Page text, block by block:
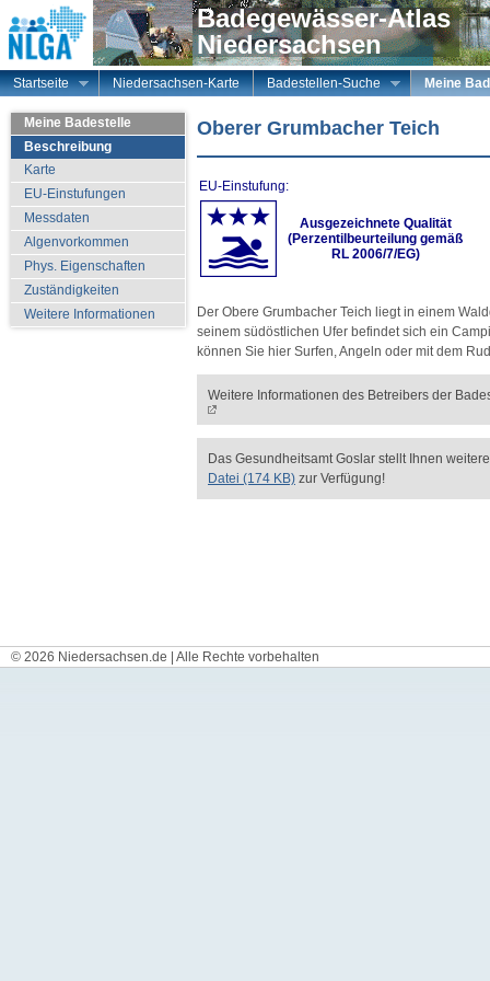
Badegewässer-Atlas
Niedersachsen
Startseite Niedersachsen-Karte Badestellen-Suche Meine
Meine Badestelle
Beschreibung
Karte
EU-Einstufungen
Messdaten
Algenvorkommen
Phys. Eigenschaften
Zuständigkeiten
Weitere Informationen
Oberer Grumbacher Teich
EU-Einstufung:
Ausgezeichnete Qualität
(Perzentilbeurteilung gemäß
RL 2006/7/EG)
Der Obere Grumbacher Teich liegt in einem
seinem südöstlichen Ufer befindet sich ein
können Sie hier Surfen, Angeln oder mit dem
Weitere Informationen des Betreibers der
Das Gesundheitsamt Goslar stellt Ihnen
Datei (174 KB) zur Verfügung!
© 2026 Niedersachsen.de | Alle Rechte vorbehalten